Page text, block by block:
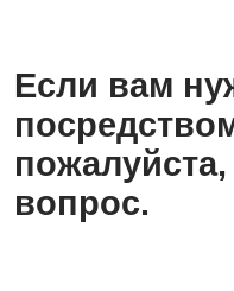
Если вам
вопрос.